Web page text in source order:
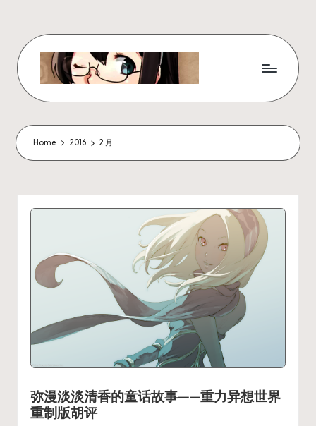
content
W
x
z
ui
r
ot
e
Home 2016 2 月
弥漫淡淡清香的童话故事——重力异想世界
重制版胡评